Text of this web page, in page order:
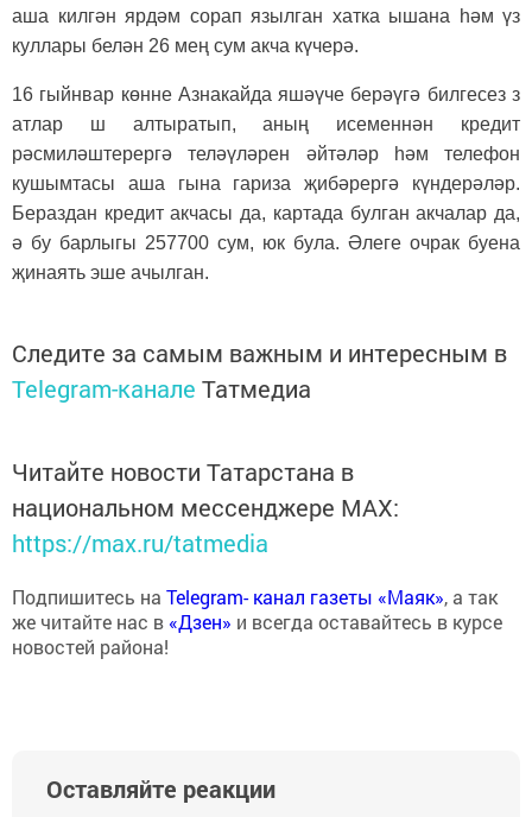
аша килгән ярдәм сорап язылган хатка ышана һәм үз
куллары белән 26 мең сум акча күчерә.
16 гыйнвар көнне Азнакайда яшәүче берәүгә билгесез з
атлар ш алтыратып, аның исеменнән кредит
рәсмиләштерергә теләүләрен әйтәләр һәм телефон
кушымтасы аша гына гариза җибәрергә күндерәләр.
Бераздан кредит акчасы да, картада булган акчалар да,
ә бу барлыгы 257700 сум, юк була. Әлеге очрак буена
җинаять эше ачылган.
Следите за самым важным и интересным в
Telegram-канале Татмедиа
Читайте новости Татарстана в
национальном мессенджере MАХ:
https://max.ru/tatmedia
Подпишитесь на Telegram- канал газеты «Маяк», а так
же читайте нас в «Дзен» и всегда оставайтесь в курсе
новостей района!
Оставляйте реакции